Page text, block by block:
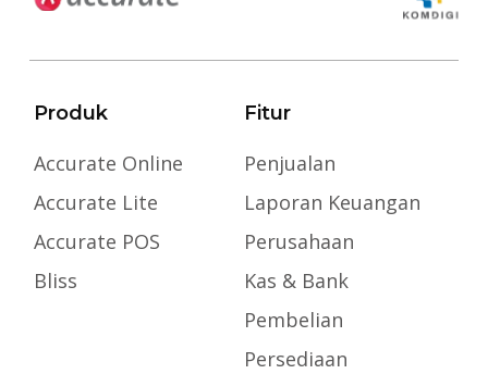
Produk
Accurate Online
Accurate Lite
Accurate POS
Bliss
Fitur
Penjualan
Laporan Keuangan
Perusahaan
Kas & Bank
Pembelian
Persediaan